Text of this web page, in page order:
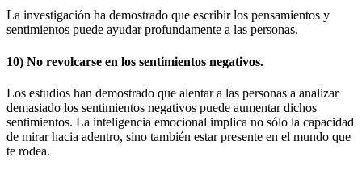
La investigación ha demostrado que escribir los pensamientos y
sentimientos puede ayudar profundamente a las personas.
10) No revolcarse en los sentimientos negativos.
Los estudios han demostrado que alentar a las personas a analizar
demasiado los sentimientos negativos puede aumentar dichos
sentimientos. La inteligencia emocional implica no sólo la capacidad
de mirar hacia adentro, sino también estar presente en el mundo que
te rodea.